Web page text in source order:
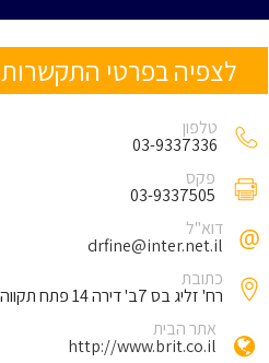
לצפיה בפרטי התקשרות
טלפון
03-9337336
פקס
03-9337505
דוא"ל
drfine@inter.net.il
כתובת
רח' זליג בס 7ב' דירה 14 פתח תקווה 49550
אתר הבית
http://www.brit.co.il